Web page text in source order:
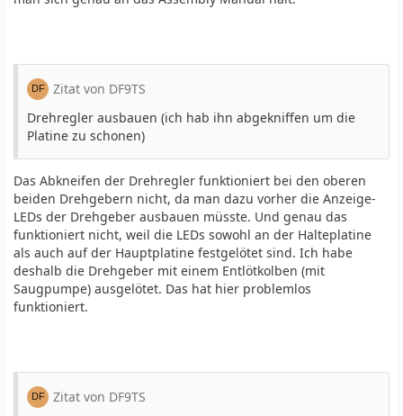
Zitat von DF9TS
Drehregler ausbauen (ich hab ihn abgekniffen um die
Platine zu schonen)
Das Abkneifen der Drehregler funktioniert bei den oberen
beiden Drehgebern nicht, da man dazu vorher die Anzeige-
LEDs der Drehgeber ausbauen müsste. Und genau das
funktioniert nicht, weil die LEDs sowohl an der Halteplatine
als auch auf der Hauptplatine festgelötet sind. Ich habe
deshalb die Drehgeber mit einem Entlötkolben (mit
Saugpumpe) ausgelötet. Das hat hier problemlos
funktioniert.
Zitat von DF9TS